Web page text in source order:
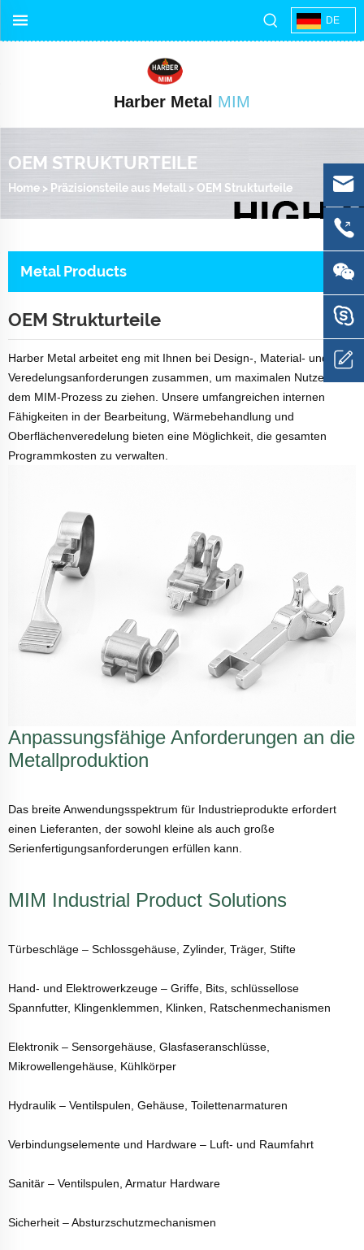
DE
Harber Metal MIM
OEM STRUKTURTEILE
Home > Präzisionsteile aus Metall > OEM Strukturteile
Metal Products
OEM Strukturteile
Harber Metal arbeitet eng mit Ihnen bei Design-, Material- und
Veredelungsanforderungen zusammen, um maximalen Nutzen aus
dem MIM-Prozess zu ziehen. Unsere umfangreichen internen
Fähigkeiten in der Bearbeitung, Wärmebehandlung und
Oberflächenveredelung bieten eine Möglichkeit, die gesamten
Programmkosten zu verwalten.
Anpassungsfähige Anforderungen an die
Metallproduktion
Das breite Anwendungsspektrum für Industrieprodukte erfordert
einen Lieferanten, der sowohl kleine als auch große
Serienfertigungsanforderungen erfüllen kann.
MIM Industrial Product Solutions
Türbeschläge – Schlossgehäuse, Zylinder, Träger, Stifte
Hand- und Elektrowerkzeuge – Griffe, Bits, schlüssellose
Spannfutter, Klingenklemmen, Klinken, Ratschenmechanismen
Elektronik – Sensorgehäuse, Glasfaseranschlüsse,
Mikrowellengehäuse, Kühlkörper
Hydraulik – Ventilspulen, Gehäuse, Toilettenarmaturen
Verbindungselemente und Hardware – Luft- und Raumfahrt
Sanitär – Ventilspulen, Armatur Hardware
Sicherheit – Absturzschutzmechanismen